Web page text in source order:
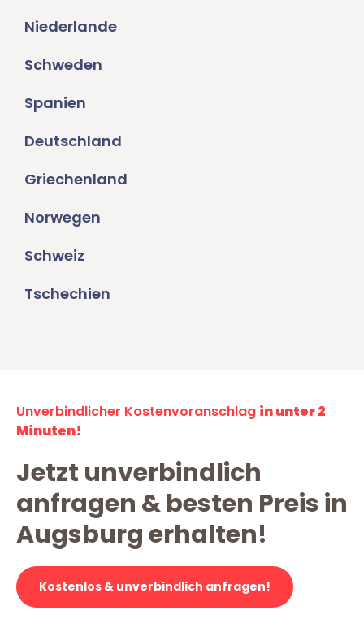
Niederlande
Schweden
Spanien
Deutschland
Griechenland
Norwegen
Schweiz
Tschechien
Unverbindlicher Kostenvoranschlag in unter 2
Minuten!
Jetzt unverbindlich
anfragen & besten Preis in
Augsburg erhalten!
Kostenlos & unverbindlich anfragen!